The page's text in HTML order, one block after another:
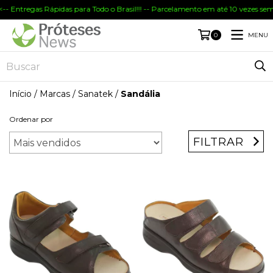
Entregas Rápidas para Todo o Brasil!!! -- Parcelamento em até 10 vezes
0 MENU
Início / Marcas / Sanatek / Sandália
Ordenar por
FILTRAR